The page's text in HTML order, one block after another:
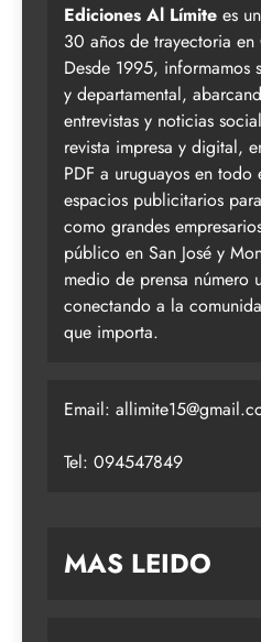
Ediciones Al Límite es
30 años de trayectoria
Desde 1995,
y departamental,
entrevistas y noticias
revista impresa y digital,
PDF a uruguayos en
espacios publicitarios
como grandes
público en San José y
medio de prensa número
conectando a la
que importa.
Email:
Tel: 094547849
MAS LEIDO